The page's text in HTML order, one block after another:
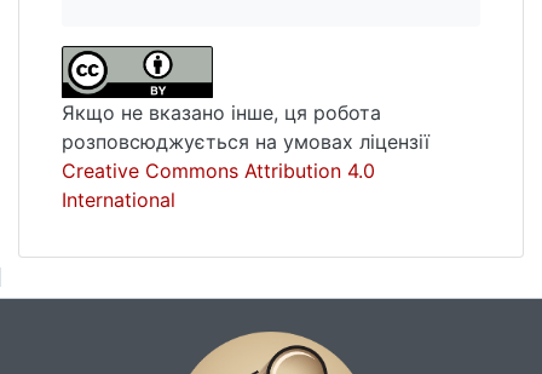
Якщо не вказано інше, ця робота
розповсюджується на умовах ліцензії
Creative Commons Attribution 4.0
International